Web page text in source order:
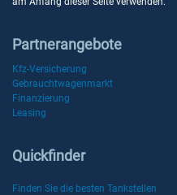
Partnerangebote
Kfz-Versicherung
Gebrauchtwagenmarkt
Finanzierung
Leasing
Quickfinder
Finden Sie die besten Tankstellen